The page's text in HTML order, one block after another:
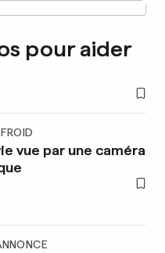
pour aider
vue par une caméra